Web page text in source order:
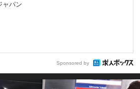
ャパン
Sponsored by